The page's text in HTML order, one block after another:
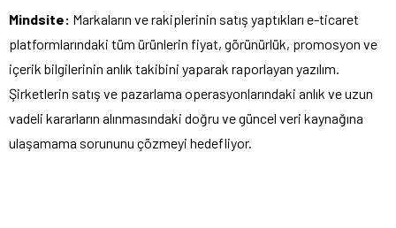
Mindsite: Markaların ve rakiplerinin satış yaptıkları e-ticaret
platformlarındaki tüm ürünlerin fiyat, görünürlük, promosyon ve
içerik bilgilerinin anlık takibini yaparak raporlayan yazılım.
Şirketlerin satış ve pazarlama operasyonlarındaki anlık ve uzun
vadeli kararların alınmasındaki doğru ve güncel veri kaynağına
ulaşamama sorununu çözmeyi hedefliyor.